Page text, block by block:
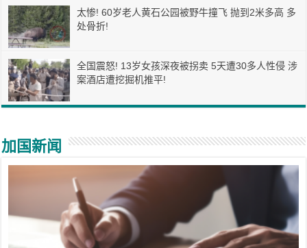
太惨! 60岁老人黄石公园被野牛撞飞 抛到2米多高 多
处骨折!
全国震怒! 13岁女孩深夜被拐卖 5天遭30多人性侵 涉
案酒店遭挖掘机推平!
加国新闻